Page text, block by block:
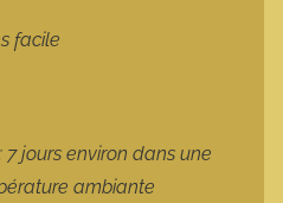
facile
7 jours environ dans une
ambiante